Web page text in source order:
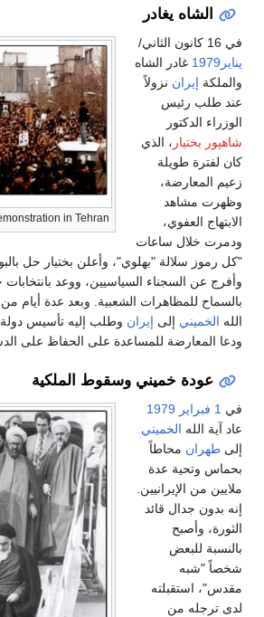
الشاه يغادر
in Tehran
في 16 كانون الثاني/
يناير1979
غادر الشاه
والملكة إيران نزولاً
عند طلب رئيس
الوزراء الدكتور
شاهپور بختيار ، الذي
كان لفترة طويلة
زعيم المعارضة،
وظهرت مشاهد
الابتهاج العفوي،
ودمرت خلال ساعات
"كل رموز سلالة "بهلوي"، وأعلن بختيار حل
وأفرج عن السجناء السياسيين، ووعد
بالسماح للمظاهرات الشعبية. وبعد عدة أيام
الله الخميني إلى إيران وطلب إليه تأسيس
ودعا المعارضة للمساعدة على الحفاظ على
عودة خميني وسقوط الملكية
في 1 فبراير
1979
عاد آية الله الخميني
إلى طهران محاطاً
بحماس وتحية عدة
ملايين من الإيرانيين.
إنه بدون جدال قائد
الثورة، وأصبح
بالنسبة للبعض
شخصاً "شبه
مقدس"، استقبلته
لدى ترجله من